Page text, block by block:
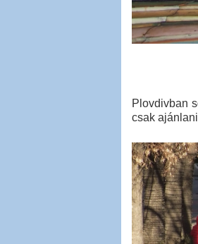
Plovdivban
csak